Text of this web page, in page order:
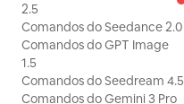
2.5
Comandos do Seedance 2.0
Comandos do GPT Image
1.5
Comandos do Seedream 4.5
Comandos do Gemini 3 Pro